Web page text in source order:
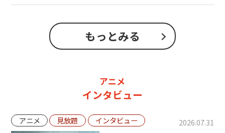
もっとみる
アニメ
インタビュー
アニメ 見放題 インタビュー 2026.07.31